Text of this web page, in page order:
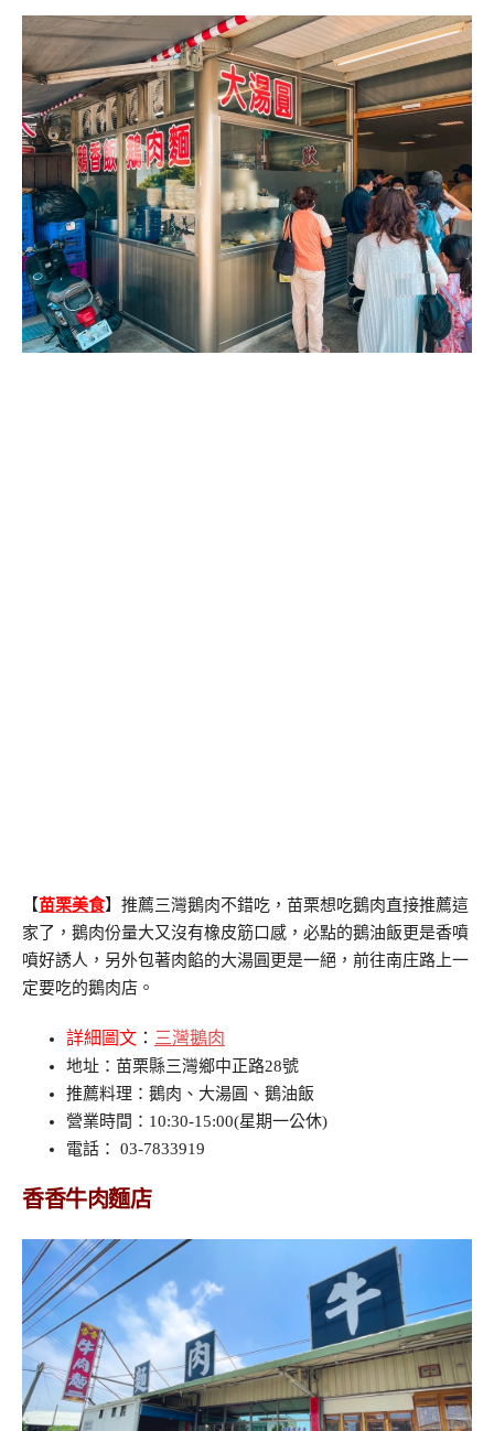
【苗栗美食】推薦三灣鵝肉不錯吃，苗栗想吃鵝肉直接推薦這
家了，鵝肉份量大又沒有橡皮筋口感，必點的鵝油飯更是香噴
噴好誘人，另外包著肉餡的大湯圓更是一絕，前往南庄路上一
定要吃的鵝肉店。
詳細圖文 ： 三灣鵝肉
地址：苗栗縣三灣鄉中正路28號
推薦料理：鵝肉、大湯圓、鵝油飯
營業時間：10:30-15:00(星期一公休)
電話： 03-7833919
香香牛肉麵店